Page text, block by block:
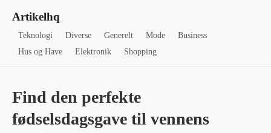
Artikelhq
Teknologi Diverse Generelt Mode
Business
Hus og Have
Elektronik Shopping
Find den perfekte
fødselsdagsgave til vennens